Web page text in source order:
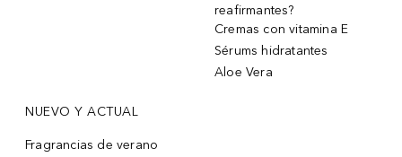
reafirmantes?
Cremas con vitamina E
Sérums hidratantes
Aloe Vera
NUEVO Y ACTUAL
Fragrancias de verano